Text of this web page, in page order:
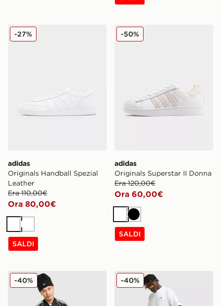
adidas Originals Handball Spezial Leather
adidas
Originals Handball Spezial
Leather
Era 110,00€
Ora 80,00€
-27%
BiancoBianco
SALDI
adidas Originals Superstar
adidas
Originals Superstar II Donna
Era 120,00€
Ora 60,00€
-50%
Bianco
Nero
SALDI
adidas Originals Giacca della Tuta SST
-40% adidas Originals
-40%